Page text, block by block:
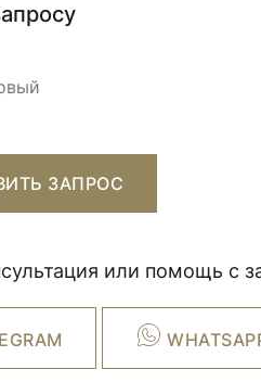
ЗАПРОС
или помощь с